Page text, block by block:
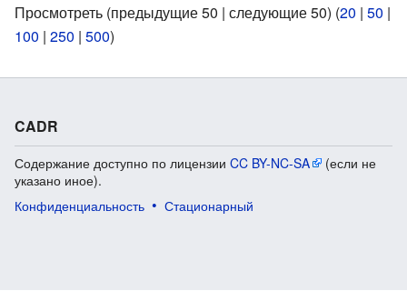
Просмотреть (предыдущие 50 | следующие 50) (20 | 50 |
100 | 250 | 500)
CADR
Содержание доступно по лицензии CC BY-NC-SA
(если не
указано иное).
Конфиденциальность
Стационарный